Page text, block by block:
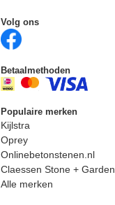
Volg ons
Betaalmethoden
Populaire merken
Kijlstra
Oprey
Onlinebetonstenen.nl
Claessen Stone + Garden
Alle merken